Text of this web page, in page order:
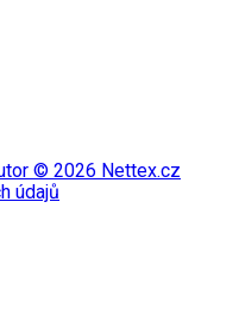
© 2026 Nettex.cz
údajů